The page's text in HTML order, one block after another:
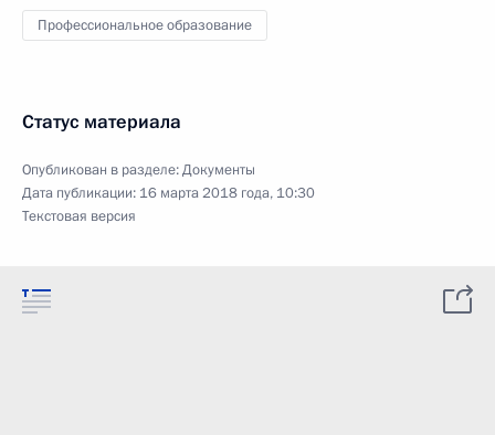
Профессиональное образование
Статус материала
Опубликован в разделе:Документы
Дата публикации: 16 марта 2018 года, 10:30
Текстовая версия